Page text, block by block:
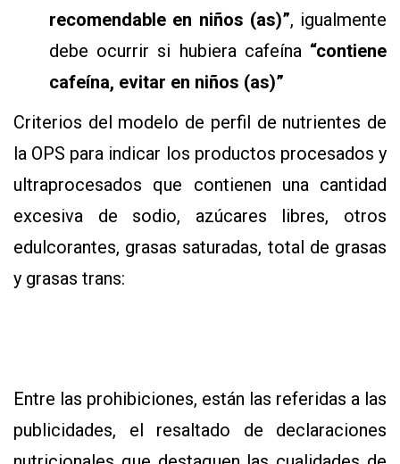
recomendable en niños (as)”, igualmente
debe ocurrir si hubiera cafeína “contiene
cafeína, evitar en niños (as)”
Criterios del modelo de perfil de nutrientes de
la OPS para indicar los productos procesados y
ultraprocesados que contienen una cantidad
excesiva de sodio, azúcares libres, otros
edulcorantes, grasas saturadas, total de grasas
y grasas trans:
Entre las prohibiciones, están las referidas a las
publicidades, el resaltado de declaraciones